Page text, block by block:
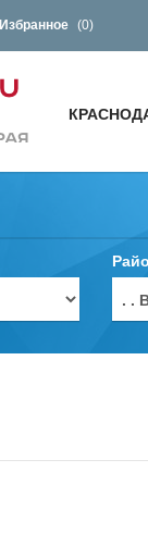
Избранное (0)
. .